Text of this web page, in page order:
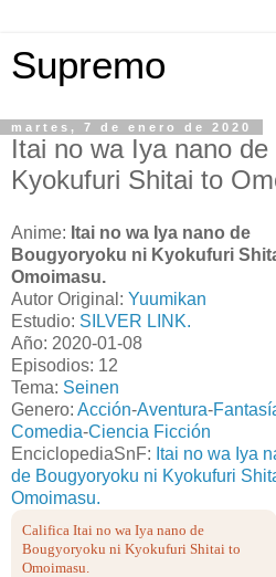
Supremo
martes, 7 de enero de 2020
Itai no wa Iya nano
Kyokufuri Shitai to
Anime: Itai no wa Iya nano de
Bougyoryoku ni Kyokufuri
Omoimasu.
Autor Original: Yuumikan
Estudio: SILVER LINK.
Año: 2020-01-08
Episodios: 12
Tema: Seinen
Genero: Acción-Aventura-
Comedia-Ciencia Ficción
EnciclopediaSnF: Itai no wa Iya
de Bougyoryoku ni Kyokufuri
Omoimasu.
Califica Itai no wa Iya nano de
Bougyoryoku ni Kyokufuri Shitai to
Omoimasu.